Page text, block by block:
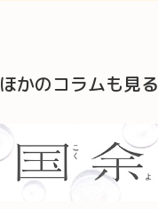
ほかのコラムも見る